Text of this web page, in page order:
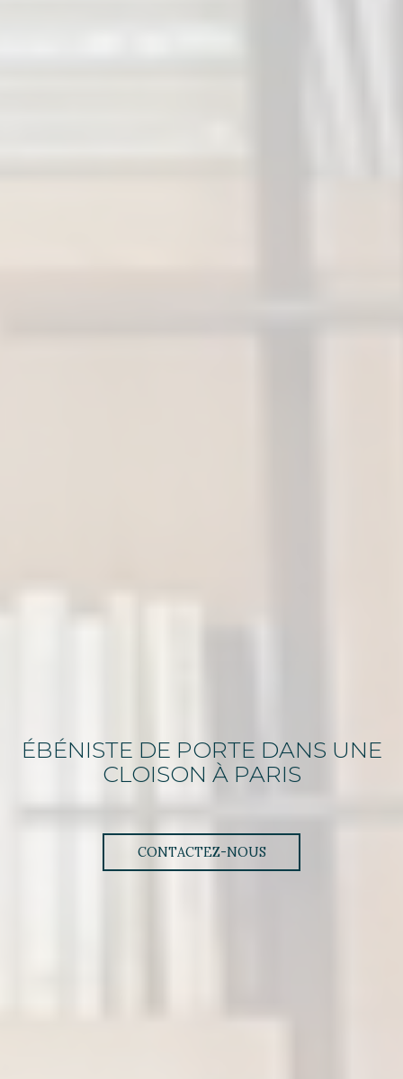
ÉBÉNISTE DE PORTE DANS UNE
CLOISON À PARIS
CONTACTEZ-NOUS